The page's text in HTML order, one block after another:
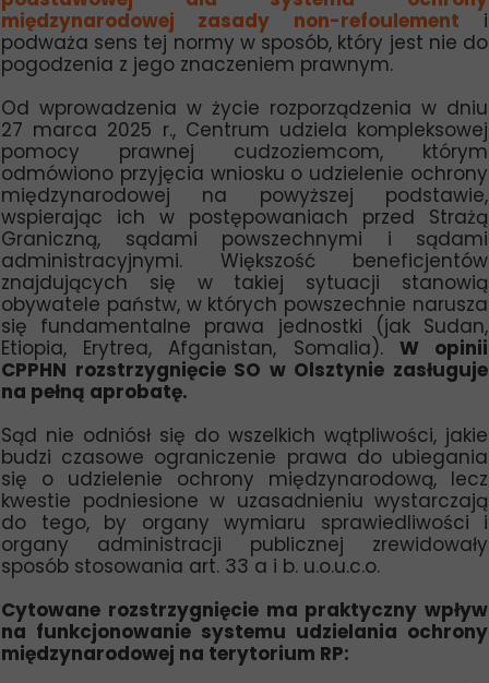
międzynarodowej zasady non-refoulement i
podważa sens tej normy w sposób, który jest nie do
pogodzenia z jego znaczeniem prawnym.
Od wprowadzenia w życie rozporządzenia w dniu
27 marca 2025 r., Centrum udziela kompleksowej
pomocy prawnej cudzoziemcom, którym
odmówiono przyjęcia wniosku o udzielenie ochrony
międzynarodowej na powyższej podstawie,
wspierając ich w postępowaniach przed Strażą
Graniczną, sądami powszechnymi i sądami
administracyjnymi. Większość beneficjentów
znajdujących się w takiej sytuacji stanowią
obywatele państw, w których powszechnie narusza
się fundamentalne prawa jednostki (jak Sudan,
Etiopia, Erytrea, Afganistan, Somalia). W opinii
CPPHN rozstrzygnięcie SO w Olsztynie zasługuje
na pełną aprobatę.
Sąd nie odniósł się do wszelkich wątpliwości, jakie
budzi czasowe ograniczenie prawa do ubiegania
się o udzielenie ochrony międzynarodową, lecz
kwestie podniesione w uzasadnieniu wystarczają
do tego, by organy wymiaru sprawiedliwości i
organy administracji publicznej zrewidowały
sposób stosowania art. 33 a i b. u.o.u.c.o.
Cytowane rozstrzygnięcie ma praktyczny wpływ
na funkcjonowanie systemu udzielania ochrony
międzynarodowej na terytorium RP: